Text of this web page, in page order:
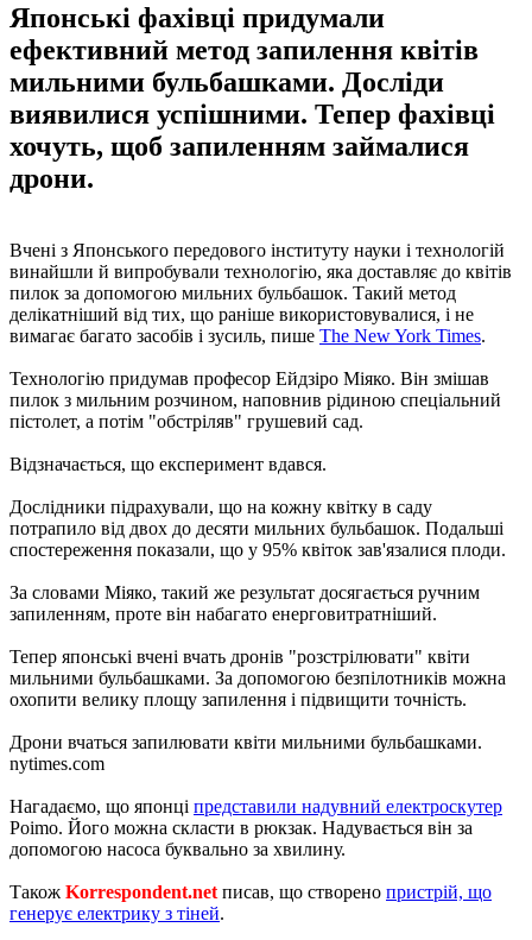
Японські фахівці придумали
ефективний метод запилення квітів
мильними бульбашками. Досліди
виявилися успішними. Тепер фахівці
хочуть, щоб запиленням займалися
дрони.
Вчені з Японського передового інституту науки і технологій
винайшли й випробували технологію, яка доставляє до квітів
пилок за допомогою мильних бульбашок. Такий метод
делікатніший від тих, що раніше використовувалися, і не
вимагає багато засобів і зусиль, пише The New York Times.
Технологію придумав професор Ейдзіро Міяко. Він змішав
пилок з мильним розчином, наповнив рідиною спеціальний
пістолет, а потім "обстріляв" грушевий сад.
Відзначається, що експеримент вдався.
Дослідники підрахували, що на кожну квітку в саду
потрапило від двох до десяти мильних бульбашок. Подальші
спостереження показали, що у 95% квіток зав'язалися плоди.
За словами Міяко, такий же результат досягається ручним
запиленням, проте він набагато енерговитратніший.
Тепер японські вчені вчать дронів "розстрілювати" квіти
мильними бульбашками. За допомогою безпілотників можна
охопити велику площу запилення і підвищити точність.
Дрони вчаться запилювати квіти мильними бульбашками.
nytimes.com
Нагадаємо, що японці представили надувний електроскутер
Poimo. Його можна скласти в рюкзак. Надувається він за
допомогою насоса буквально за хвилину.
Також Korrespondent.net писав, що створено пристрій, що
генерує електрику з тіней.